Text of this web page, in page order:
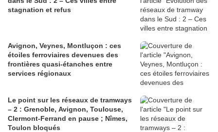
stagnation et refus
Avignon, Veynes, Montluçon : ces
étoiles ferroviaires devenues des
frontières quasi-étanches entre
services régionaux
Le point sur les réseaux de tramways
– 2 : Grenoble, Avignon, Toulouse,
Clermont-Ferrand en pause ; Nîmes,
Toulon bloqués